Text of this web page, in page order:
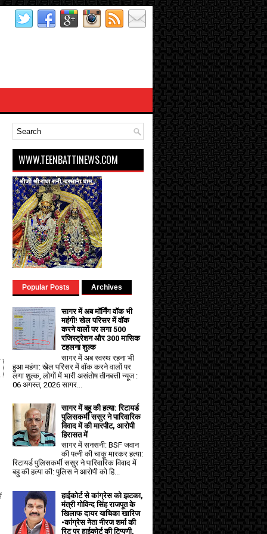
WWW.TEENBATTINEWS.COM
Popular Posts Archives
सागर में अब मॉर्निंग वॉक भी
महंगी! खेल परिसर में वॉक
करने वालों पर लगा ₹500
रजिस्ट्रेशन और ₹300 मासिक
टहलना शुल्क
सागर में अब स्वस्थ रहना भी
हुआ महंगा: खेल परिसर में वॉक करने वालों पर
लगा शुल्क, लोगों में भारी असंतोष तीनबत्ती न्यूज :
06 अगस्त, 2026 सागर...
सागर में बहू की हत्या: रिटायर्ड
पुलिसकर्मी ससुर ने पारिवारिक
विवाद में की मारपीट, आरोपी
हिरासत में
सागर में सनसनी: BSF जवान
की पत्नी की चाकू मारकर हत्या:
रिटायर्ड पुलिसकर्मी ससुर ने पारिवारिक विवाद में
बहु की हत्या की: पुलिस ने आरोपी को हि...
हाईकोर्ट से कांग्रेस को झटका,
मंत्री गोविन्द सिंह राजपूत के
खिलाफ दायर याचिका खारिज
•कांग्रेस नेता नीरज शर्मा की
रिट पर हाईकोर्ट की टिप्पणी,